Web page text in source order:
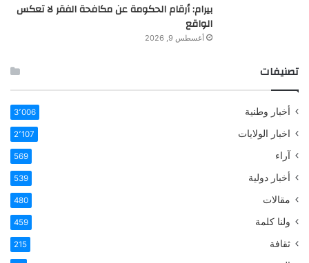
بيرام: أرقام الحكومة عن مكافحة الفقر لا تعكس
الواقع
أغسطس 9, 2026
تصنيفات
أخبار وطنية 3٬006
اخبار الولايات 2٬107
آراء 569
أخبار دولية 539
مقالات 480
ولنا كلمة 459
ثقافة 215